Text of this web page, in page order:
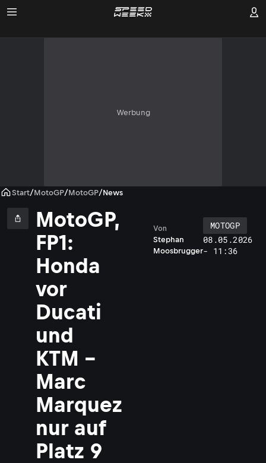
Werbung
Start/MotoGP/MotoGP/News
MotoGP,
FP1:
Honda
vor
Ducati
und
KTM –
Marc
Marquez
nur auf
Platz 9
Stephan
Moosbrugger
Von
MOTOGP
08.05.2026
- 11:36